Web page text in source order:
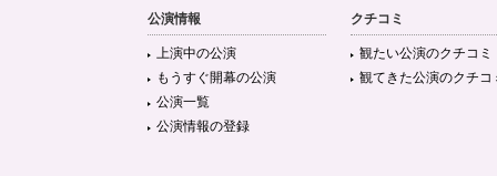
公演情報
上演中の公演
もうすぐ開幕の公演
公演一覧
公演情報の登録
クチコミ
観たい公演のクチコミ
観てきた公演のクチコ